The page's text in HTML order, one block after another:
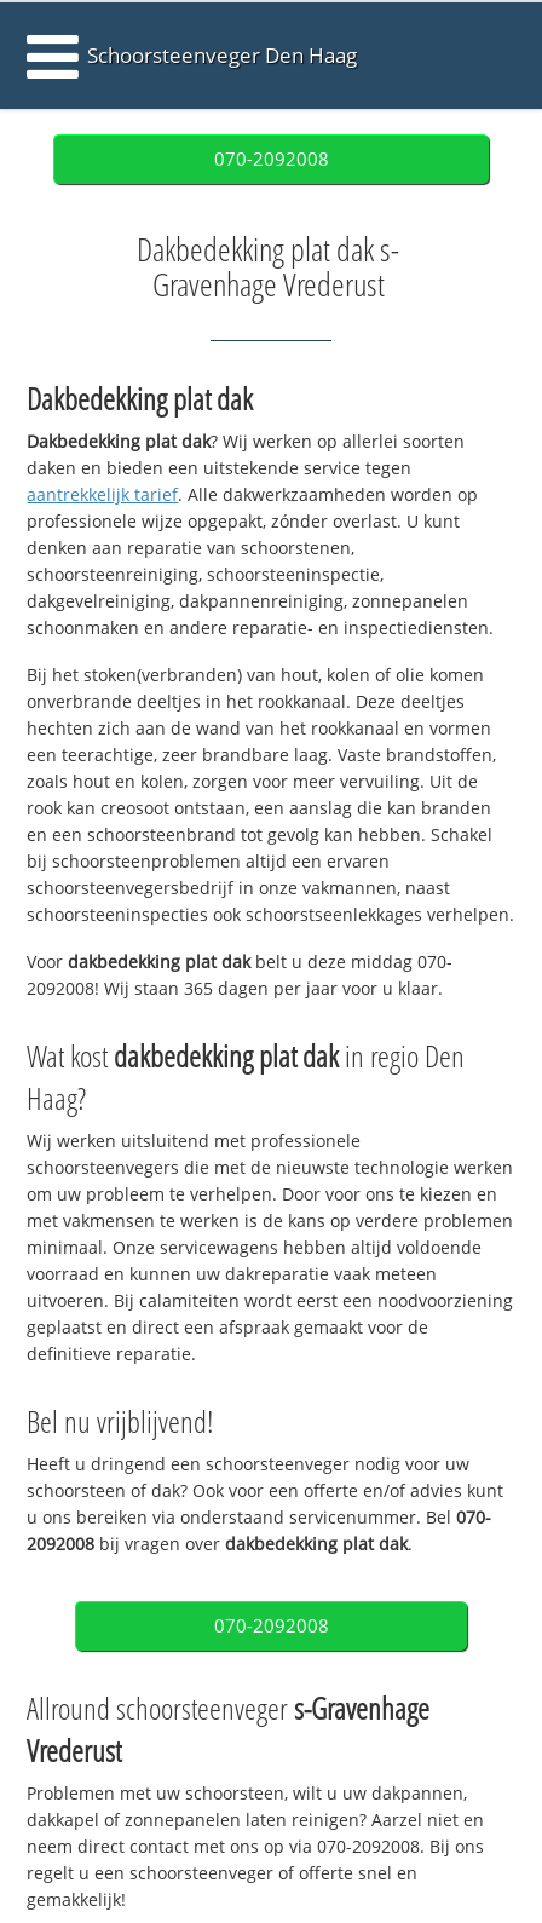
Schoorsteenveger Den Haag
070-2092008
Dakbedekking plat dak s-
Gravenhage Vrederust
Dakbedekking plat dak
Dakbedekking plat dak? Wij werken op allerlei soorten
daken en bieden een uitstekende service tegen
aantrekkelijk tarief. Alle dakwerkzaamheden worden op
professionele wijze opgepakt, zónder overlast. U kunt
denken aan reparatie van schoorstenen,
schoorsteenreiniging, schoorsteeninspectie,
dakgevelreiniging, dakpannenreiniging, zonnepanelen
schoonmaken en andere reparatie- en inspectiediensten.
Bij het stoken(verbranden) van hout, kolen of olie komen
onverbrande deeltjes in het rookkanaal. Deze deeltjes
hechten zich aan de wand van het rookkanaal en vormen
een teerachtige, zeer brandbare laag. Vaste brandstoffen,
zoals hout en kolen, zorgen voor meer vervuiling. Uit de
rook kan creosoot ontstaan, een aanslag die kan branden
en een schoorsteenbrand tot gevolg kan hebben. Schakel
bij schoorsteenproblemen altijd een ervaren
schoorsteenvegersbedrijf in onze vakmannen, naast
schoorsteeninspecties ook schoorstseenlekkages verhelpen.
Voordakbedekking plat dakbelt u deze middag 070-
2092008! Wij staan 365 dagen per jaar voor u klaar.
Wat kostdakbedekking plat dakin regio Den
Haag?
Wij werken uitsluitend met professionele
schoorsteenvegers die met de nieuwste technologie werken
om uw probleem te verhelpen. Door voor ons te kiezen en
met vakmensen te werken is de kans op verdere problemen
minimaal. Onze servicewagens hebben altijd voldoende
voorraad en kunnen uw dakreparatie vaak meteen
uitvoeren. Bij calamiteiten wordt eerst een noodvoorziening
geplaatst en direct een afspraak gemaakt voor de
definitieve reparatie.
Bel nu vrijblijvend!
Heeft u dringend een schoorsteenveger nodig voor uw
schoorsteen of dak? Ook voor een offerte en/of advies kunt
u ons bereiken via onderstaand servicenummer. Bel070-
2092008 bij vragen overdakbedekking plat dak.
070-2092008
Allround schoorsteenvegers-Gravenhage
Vrederust
Problemen met uw schoorsteen, wilt u uw dakpannen,
dakkapel of zonnepanelen laten reinigen? Aarzel niet en
neem direct contact met ons op via 070-2092008. Bij ons
regelt u een schoorsteenveger of offerte snel en
gemakkelijk!